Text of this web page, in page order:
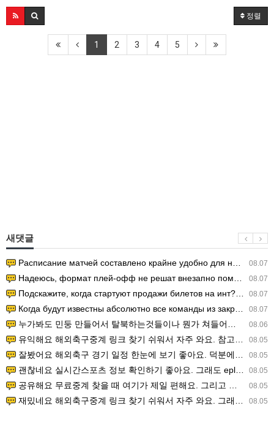
정렬
1 2 3 4 5
새댓글
08.07
Расписание матчей составлено крайне удобно для нашего часово…
08.07
Надеюсь, формат плей-офф не решат внезапно поменять. https:/…
08.07
Подскажите, когда стартуют продажи билетов на инт? https://g…
08.07
Когда будут известны абсолютно все команды из закрытых квали…
08.06
누가봐도 민둥 만들어서 탈북하는것들이나 뭔가 쳐들어오는 낌새를 미리 알아차리기 위함이지 저걸 전쟁준비라고 하…
08.05
유익해요 해외축구중계 링크 찾기 쉬워서 자주 와요. 참고로 무료스포츠중계 정보 확인할 때 출처 꼭 체크해요.…
08.05
잘봤어요 해외축구 경기 일정 한눈에 보기 좋아요. 덕분에 epl중계 볼 때 공식 중계 채널 먼저 찾아봐요. …
08.05
괜찮네요 실시간스포츠 정보 확인하기 좋아요. 그래도 epl중계 볼 때 공식 중계 채널 먼저 찾아봐요. 북마크…
08.05
공유해요 무료중계 찾을 때 여기가 제일 편해요. 그리고 무료스포츠중계 정보 확인할 때 출처 꼭 체크해요. 앞…
08.05
재밌네요 해외축구중계 링크 찾기 쉬워서 자주 와요. 그래서 해외축구중계도 정식 서비스로 봐야 안전해요. 다음…